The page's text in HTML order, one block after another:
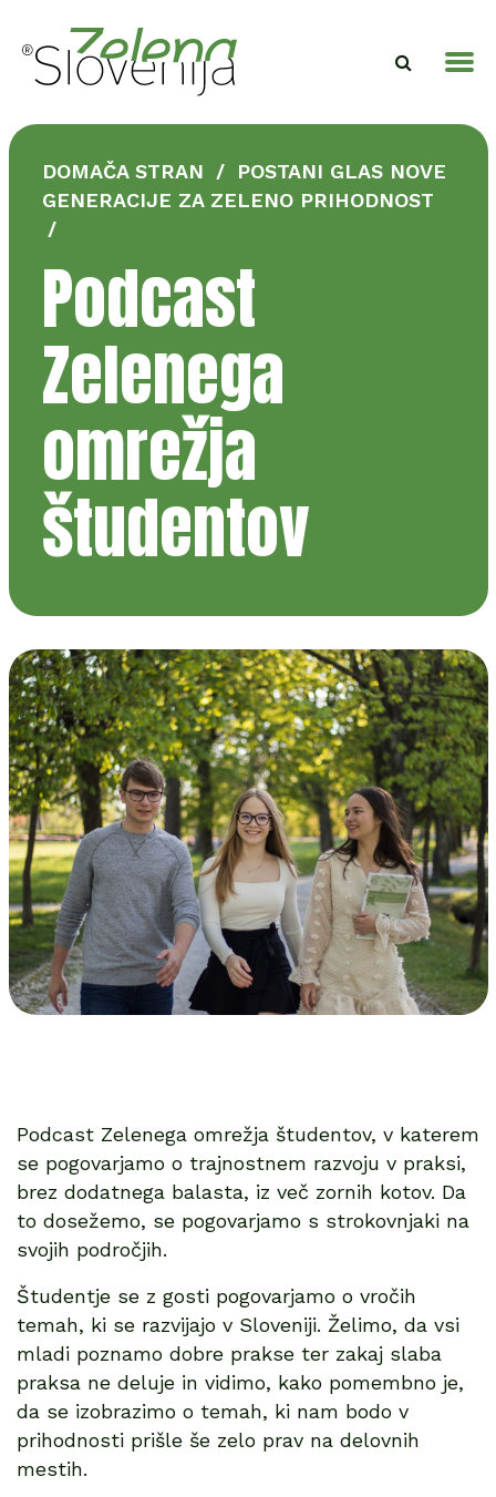
DOMAČA STRAN /
POSTANI GLAS NOVE
GENERACIJE ZA ZELENO PRIHODNOST
/
Podcast
Zelenega
omrežja
študentov
Podcast Zelenega omrežja študentov, v katerem
se pogovarjamo o trajnostnem razvoju v praksi,
brez dodatnega balasta, iz več zornih kotov. Da
to dosežemo, se pogovarjamo s strokovnjaki na
svojih področjih.
Študentje se z gosti pogovarjamo o vročih
temah, ki se razvijajo v Sloveniji. Želimo, da vsi
mladi poznamo dobre prakse ter zakaj slaba
praksa ne deluje in vidimo, kako pomembno je,
da se izobrazimo o temah, ki nam bodo v
prihodnosti prišle še zelo prav na delovnih
mestih.